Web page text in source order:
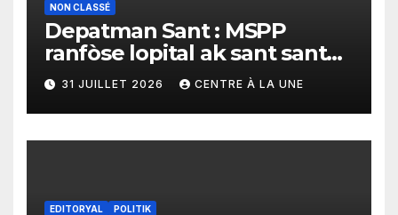
NON CLASSÉ
Depatman Sant : MSPP
ranfòse lopital ak sant sante
yo ak yon enpòtan kagezon
materyèl medikal
31 JUILLET 2026 CENTRE À LA UNE
EDITORYAL POLITIK